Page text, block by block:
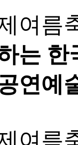
여름
는 한
연예
여름